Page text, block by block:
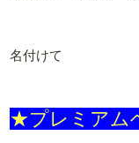
名付けて
★プレミアム